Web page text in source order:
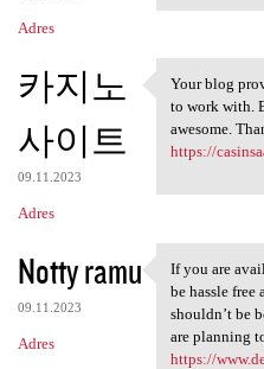
Adres
카지노
사이트
09.11.2023
Adres
Your blog
Your blog
to work with.
awesome.
https://
Notty ramu
09.11.2023
Adres
If you are
If you are
be hassle free
shouldn’t be
are planning
https://